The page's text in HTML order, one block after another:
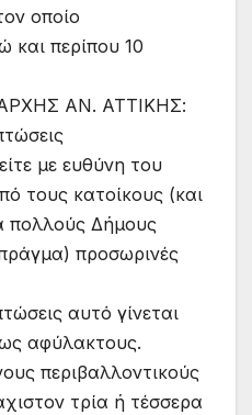
οποίο
και περίπου 10
ΑΝ. ΑΤΤΙΚΗΣ:
με ευθύνη του
τους κατοίκους (και
πολλούς Δήμους
προσωρινές
αυτό γίνεται
αφύλακτους.
περιβαλλοντικούς
τρία ή τέσσερα